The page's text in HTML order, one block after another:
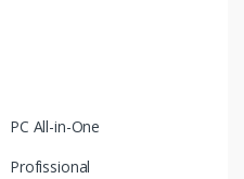
PC All-in-One
Profissional